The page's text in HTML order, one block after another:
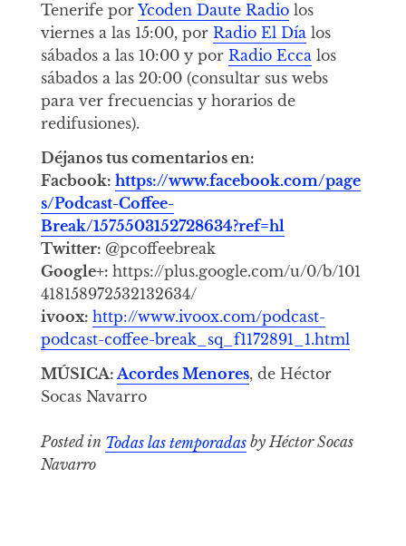
Tenerife por Ycoden Daute Radiolos
viernes a las 15:00, por Radio El Díalos
sábados a las 10:00 y por Radio Eccalos
sábados a las 20:00 (consultar sus webs
para ver frecuencias y horarios de
redifusiones).
Déjanos tus comentarios en:
Facbook: https://www.facebook.com/page
s/Podcast-Coffee-
Break/1575503152728634?ref=hl
Twitter: @pcoffeebreak
Google+: https://plus.google.com/u/0/b/101
418158972532132634/
ivoox: http://www.ivoox.com/podcast-
podcast-coffee-break_sq_f1172891_1.html
MÚSICA: Acordes Menores, de Héctor
Socas Navarro
Posted in Todas las temporadasby Héctor Socas
Navarro